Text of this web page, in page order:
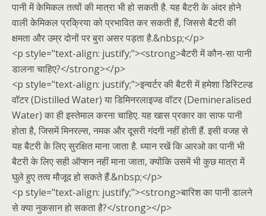
पानी में केमिकल तत्वों की मात्रा भी हो सकती है. यह बैटरी के अंदर होने
वाली केमिकल प्रक्रिया को प्रभावित कर सकती हैं, जिससे बैटरी की
क्षमता और उम्र दोनों पर बुरा असर पड़ता है.&nbsp;</p>
<p style="text-align: justify;"><strong>बैटरी में कौन-सा पानी
डालना चाहिए?</strong></p>
<p style="text-align: justify;">इन्वर्टर की बैटरी में हमेशा डिस्टिल्ड
वॉटर (Distilled Water) या डिमिनरलाइज्ड वॉटर (Demineralised
Water) का ही इस्तेमाल करना चाहिए. यह खास प्रकार का साफ पानी
होता है, जिसमें मिनरल्स, नमक और दूसरी गंदगी नहीं होती हैं. इसी वजह से
यह बैटरी के लिए सुरक्षित माना जाता है. ध्यान रखें कि आरओ का पानी भी
बैटरी के लिए सही ऑप्शन नहीं माना जाता, क्योंकि उसमें भी कुछ मात्रा में
घुले हुए तत्व मौजूद हो सकते हैं.&nbsp;</p>
<p style="text-align: justify;"><strong>बारिश का पानी डालने
से क्या नुकसान हो सकता है?</strong></p>